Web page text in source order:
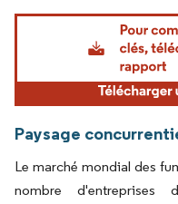
Image © Mordor Intelligence. La
Paysage
Le marché mondial des
nombre d'entreprises